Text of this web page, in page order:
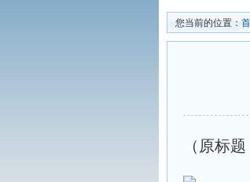
您当前的位置：
（原标